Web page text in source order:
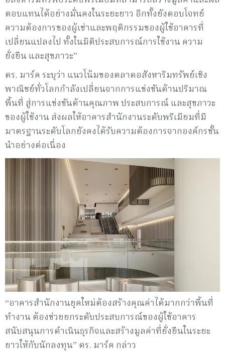
ตอบแทนได้อย่างมั่นคงในระยะยาว อีกทั้งยังตอบโจทย์
ความต้องการของผู้เช่าและพฤติกรรมของผู้ใช้อาคารที่
เปลี่ยนแปลงไป ทั้งในมิติประสบการณ์การใช้งาน ความ
ยั่งยืน และสุขภาวะ”
ดร. มาร์ค ระบุว่า แนวโน้มของตลาดอสังหาริมทรัพย์เชิง
พาณิชย์ทั่วโลกกำลังเปลี่ยนจากการแข่งขันด้านปริมาณ
พื้นที่ สู่การแข่งขันด้านคุณภาพ ประสบการณ์ และสุขภาวะ
ของผู้ใช้งาน ส่งผลให้อาคารสำนักงานระดับพรีเมียมที่มี
มาตรฐานระดับโลกยังคงได้รับความต้องการจากองค์กรชั้น
นำอย่างต่อเนื่อง
“อาคารสำนักงานยุคใหม่ต้องสร้างคุณค่าได้มากกว่าพื้นที่
ทำงาน ต้องช่วยยกระดับประสบการณ์ของผู้ใช้อาคาร
สนับสนุนการดำเนินธุรกิจและสร้างมูลค่าที่ยั่งยืนในระยะ
ยาวให้กับนักลงทุน” ดร. มาร์ค กล่าว